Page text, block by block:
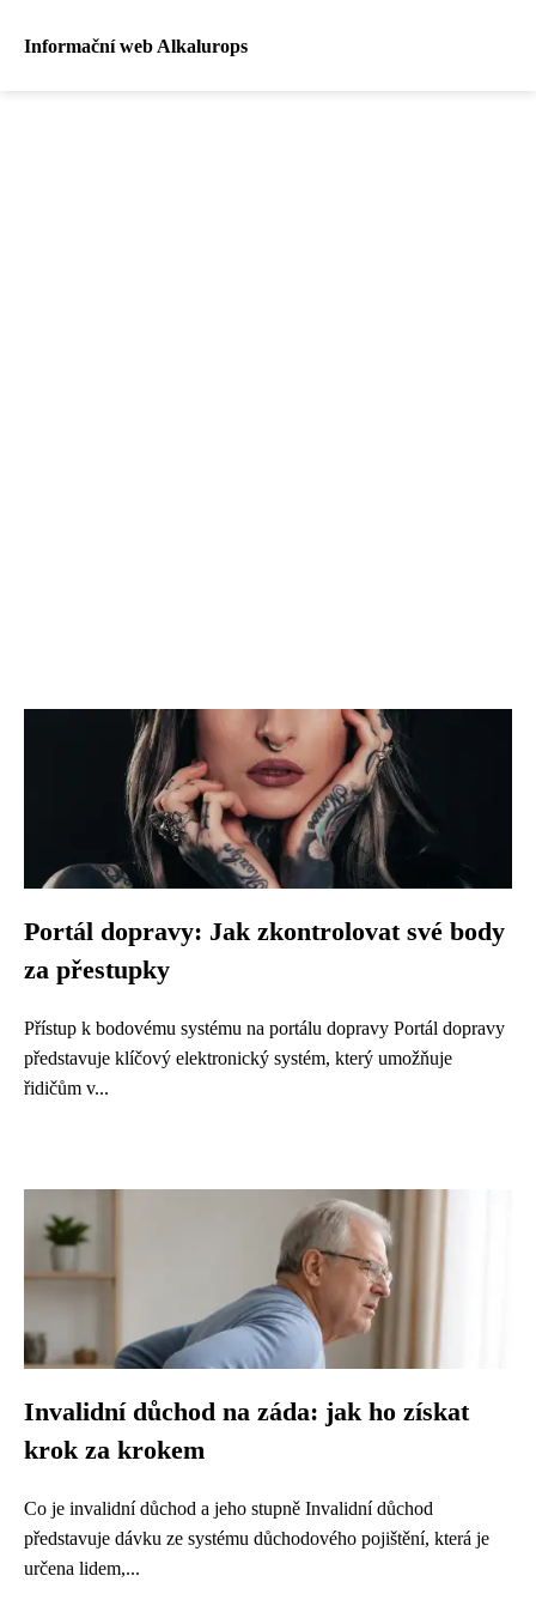
Informační web Alkalurops
Portál dopravy: Jak zkontrolovat své body
za přestupky
Přístup k bodovému systému na portálu dopravy Portál dopravy
představuje klíčový elektronický systém, který umožňuje
řidičům v...
Invalidní důchod na záda: jak ho získat
krok za krokem
Co je invalidní důchod a jeho stupně Invalidní důchod
představuje dávku ze systému důchodového pojištění, která je
určena lidem,...